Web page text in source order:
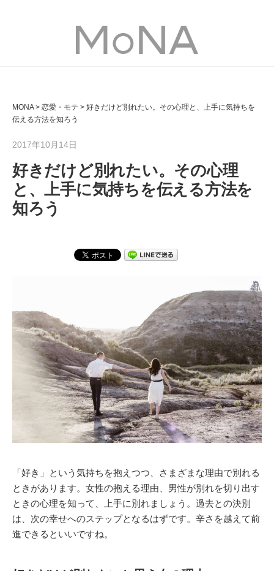
MONA
MONA> 恋愛・モテ > 好きだけど別れたい。その心理と、上手に気持ちを
伝える方法を知ろう
2017年10月14日
好きだけど別れたい。その心理
と、上手に気持ちを伝える方法を
知ろう
「好き」という気持ちを抱えつつ、さまざまな理由で別れる
ときがあります。女性の抱える理由、男性が別れを切り出す
ときの心理を知って、上手に別れましょう。過去との決別
は、次の幸せへのステップとなるはずです。辛さを越えて前
進できるといいですね。